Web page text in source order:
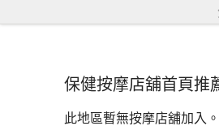
保健按摩店舖首頁推
此地區暫無按摩店舖加入